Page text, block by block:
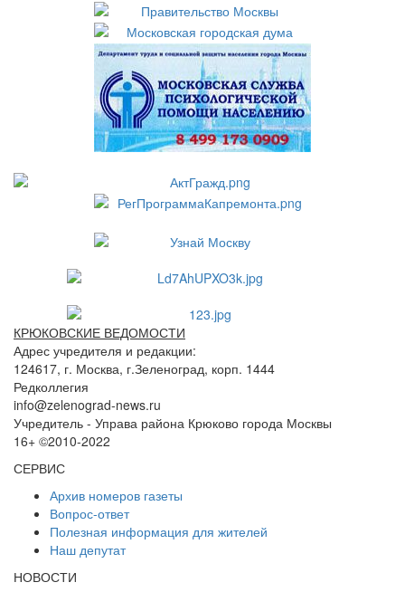
КРЮКОВСКИЕ ВЕДОМОСТИ
Адрес учредителя и редакции:
124617, г. Москва, г.Зеленоград, корп. 1444
Редколлегия
info@zelenograd-news.ru
Учредитель - Управа района Крюково города Москвы
16+ ©2010-2022
СЕРВИС
Архив номеров газеты
Вопрос-ответ
Полезная информация для жителей
Наш депутат
НОВОСТИ